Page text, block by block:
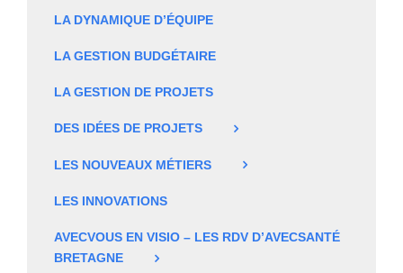
LA DYNAMIQUE D’ÉQUIPE
LA GESTION BUDGÉTAIRE
LA GESTION DE PROJETS
DES IDÉES DE PROJETS
LES NOUVEAUX MÉTIERS
LES INNOVATIONS
AVECVOUS EN VISIO – LES RDV D’AVECSANTÉ
BRETAGNE